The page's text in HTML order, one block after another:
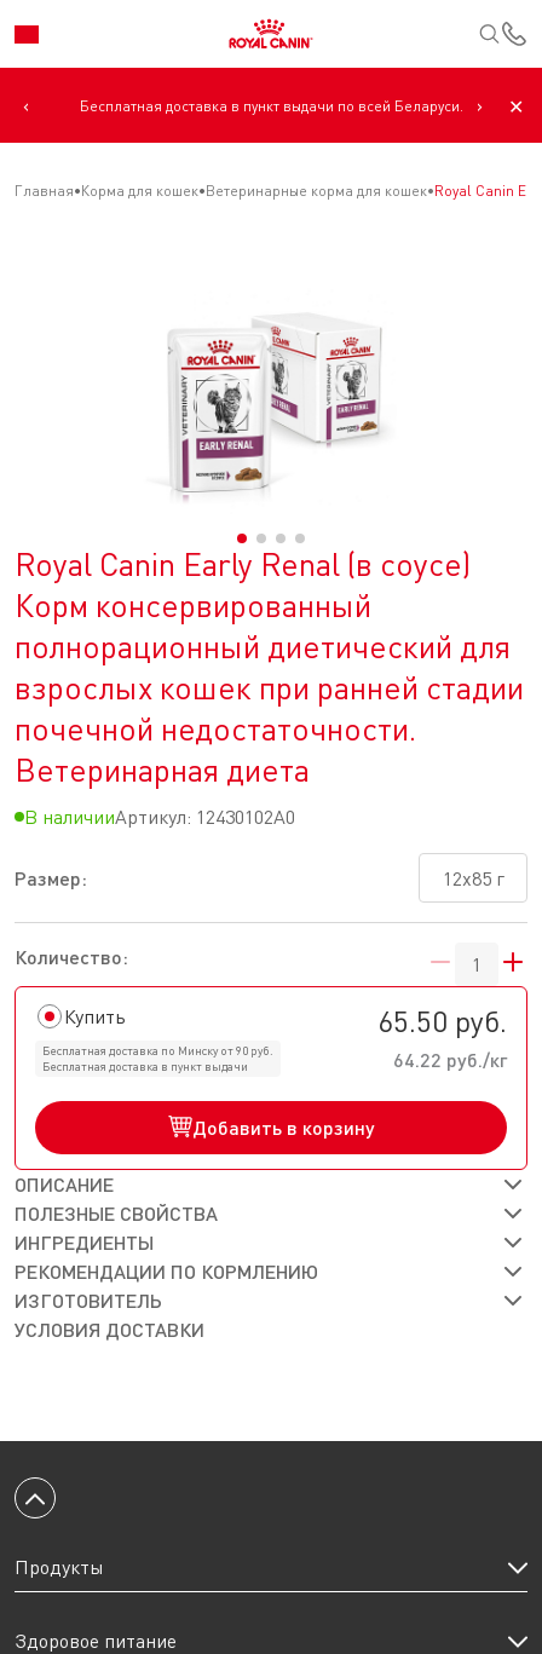
‹ Бесплатная доставка в пункт выдачи по всей Беларуси. › ✕
Главная Корма для кошек Ветеринарные корма для кошек Royal Canin
Royal Canin Early Renal (в соусе)
Корм консервированный
полнорационный диетический для
взрослых кошек при ранней стадии
почечной недостаточности.
Ветеринарная диета
В наличииАртикул: 12430102A0
Размер: 12x85 г
Количество:
Купить
Бесплатная доставка по Минску от 90 руб.
Бесплатная доставка в пункт выдачи
65.50 руб.
64.22 руб./кг
Добавить в корзину
ОПИСАНИЕ
ПОЛЕЗНЫЕ СВОЙСТВА
ИНГРЕДИЕНТЫ
РЕКОМЕНДАЦИИ ПО КОРМЛЕНИЮ
ИЗГОТОВИТЕЛЬ
УСЛОВИЯ ДОСТАВКИ
Вернуться к началу
Продукты
Здоровое питание